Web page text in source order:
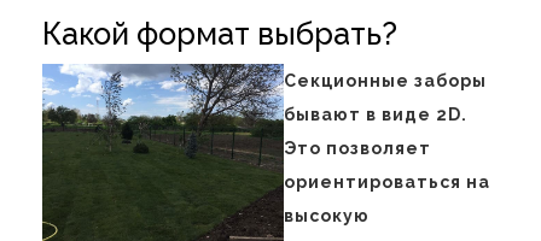
Какой формат выбрать?
Секционные заборы
бывают в виде 2D.
Это позволяет
ориентироваться на
высокую